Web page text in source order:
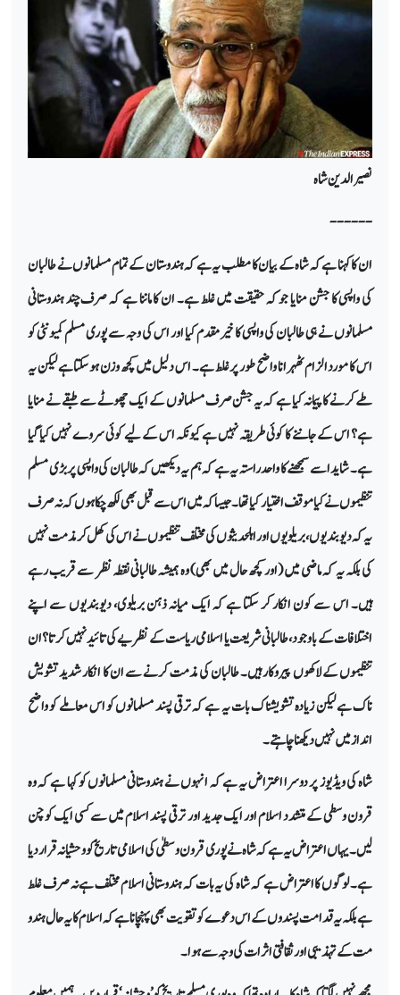
نصیر الدین شاہ
------
ان کا کہنا ہے کہ شاہ کے بیان کا مطلب یہ ہے کہ ہندوستان کے تمام مسلمانوں نے طالبان
کی واپسی کا جشن منایا جو کہ حقیقت میں غلط ہے۔ ان کا ماننا ہے کہ صرف چند ہندوستانی
مسلمانوں نے ہی طالبان کی واپسی کا خیرمقدم کیا اور اس کی وجہ سے پوری مسلم کمیونٹی کو
اس کا مورد الزام ٹھہرانا واضح طور پر غلط ہے۔ اس دلیل میں کچھ وزن ہو سکتا ہے لیکن یہ
طے کرنے کا پیمانہ کیا ہے کہ یہ جشن صرف مسلمانوں کے ایک چھوٹے سے طبقے نے منایا
ہے؟ اس کے جاننے کا کوئی طریقہ نہیں ہے کیونکہ اس کے لیے کوئی سروے نہیں کیا گیا
ہے۔ شاید اسے سمجھنے کا واحد راستہ یہ ہے کہ ہم یہ دیکھیں کہ طالبان کی واپسی پر بڑی مسلم
تنظیموں نے کیا موقف اختیار کیا تھا۔ جیسا کہ میں اس سے قبل بھی لکھ چکا ہوں کہ نہ صرف
یہ کہ دیوبندیوں، بریلویوں اور اہلحدیثوں کی مختلف تنظیموں نے اس کی کھل کر مذمت نہیں
کی بلکہ یہ کہ ماضی میں (اور کچھ حال میں بھی) وہ ہمیشہ طالبانی نقطہ نظر سے قریب رہے
ہیں۔ اس سے کون انکار کر سکتا ہے کہ ایک میانہ ذہن بریلوی، دیوبندیوں سے اپنے
اختلافات کے باوجود، طالبانی شریعت یا اسلامی ریاست کے نظریے کی تائید نہیں کرتا؟ ان
تنظیموں کے لاکھوں پیروکار ہیں۔ طالبان کی مذمت کرنے سے ان کا انکار شدید تشویش
ناک ہے لیکن زیادہ تشویشناک بات یہ ہے کہ ترقی پسند مسلمانوں کو اس معاملے کو واضح
انداز میں نہیں دیکھنا چاہتے۔
شاہ کی ویڈیوز پر دوسرا اعتراض یہ ہے کہ انہوں نے ہندوستانی مسلمانوں کو کہا ہے کہ وہ
قرون وسطی کے متشدد اسلام اور ایک جدید اور ترقی پسند اسلام میں سے کسی ایک کو چن
لیں۔ یہاں اعتراض یہ ہے کہ شاہ نے پوری قرون وسطیٰ کی اسلامی تاریخ کو وحشیانہ قرار دیا
ہے۔ لوگوں کا اعتراض ہے کہ شاہ کی یہ بات کہ ہندوستانی اسلام مختلف ہے نہ صرف غلط
ہے بلکہ یہ قدامت پسندوں کے اس دعوے کو تقویت بھی پہنچانا ہے کہ اسلام کا یہ حال ہندو
مت کے تہذیبی اور ثقافتی اثرات کی وجہ سے ہوا۔